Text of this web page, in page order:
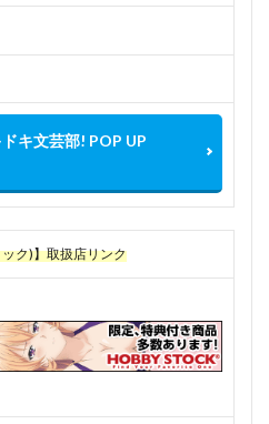
ドキ文芸部! POP UP
ク)】取扱店リンク